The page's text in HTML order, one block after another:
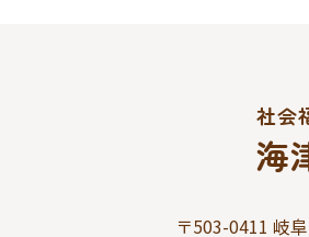
社会
海
〒503-0411 岐